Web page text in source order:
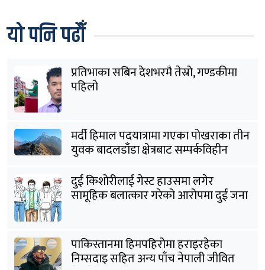
यो पनि पढौँ
प्रतिभाका सबिन देशभरमै तेस्रो, गण्डकीमा
पहिलो
मर्दी हिमाल पदयात्रामा गएका पोखराका तीन
युवक बादलडाँडा क्षेत्रबाट सम्पर्कविहीन
दुई किशोरीलाई गेस्ट हाउसमा लगेर
सामूहिक बलात्कार गरेको आरोपमा दुई जना
पक्राउ
पाकिस्तानमा हिमपहिरोमा हराइरहेका
निम्सदाइ सहित अन्य पाँच नेपाली जीवित